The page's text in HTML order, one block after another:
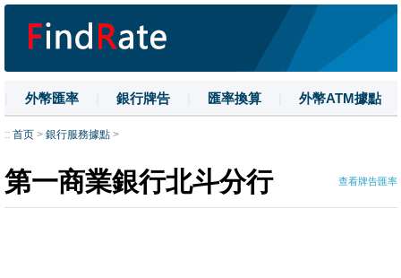
外幣匯率 銀行牌告 匯率換算 外幣ATM據點
| 名詞解釋 | 換匯技巧
:: 首页 > 銀行服務據點 >
第一商業銀行北斗分行 查看牌告匯率